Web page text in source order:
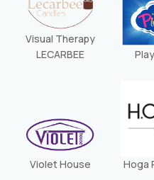
Visual Therapy
LECARBEE
Violet House Hoga